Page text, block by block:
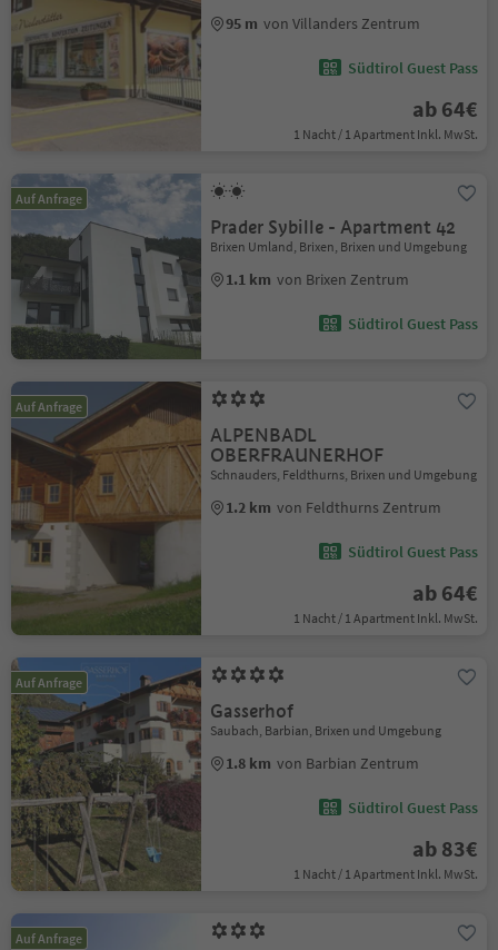
95 m von Villanders Zentrum
Südtirol Guest Pass
ab 64€
1 Nacht / 1 Apartment Inkl. MwSt.
Auf Anfrage
Prader Sybille - Apartment 42
Brixen Umland, Brixen, Brixen und Umgebung
1.1 km von Brixen Zentrum
Südtirol Guest Pass
Auf Anfrage
ALPENBADL
OBERFRAUNERHOF
Schnauders, Feldthurns, Brixen und Umgebung
1.2 km von Feldthurns Zentrum
Südtirol Guest Pass
ab 64€
1 Nacht / 1 Apartment Inkl. MwSt.
Auf Anfrage
Gasserhof
Saubach, Barbian, Brixen und Umgebung
1.8 km von Barbian Zentrum
Südtirol Guest Pass
ab 83€
1 Nacht / 1 Apartment Inkl. MwSt.
Auf Anfrage